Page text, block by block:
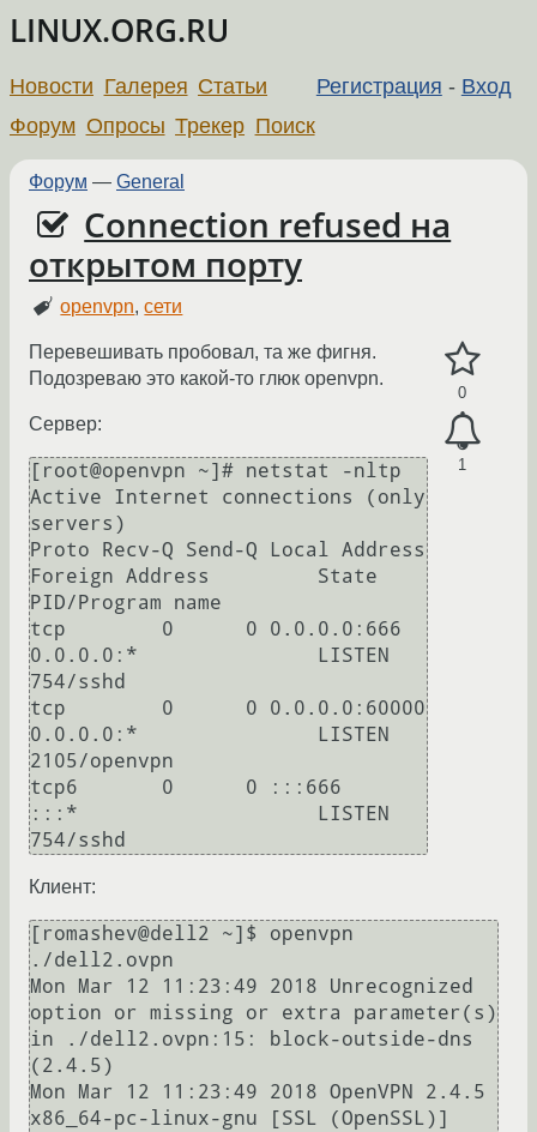
LINUX.ORG.RU
Регистрация - Вход
Новости Галерея Статьи
Форум Опросы Трекер Поиск
Форум — General
Connection refused на
открытом порту
openvpn,сети
0
1
Перевешивать пробовал, та же фигня.
Подозреваю это какой-то глюк openvpn.
Сервер:
[root@openvpn ~]# netstat -nltp
Active Internet connections (only
servers)
Proto Recv-Q Send-Q Local Address
Foreign Address         State
PID/Program name
tcp        0      0 0.0.0.0:666
0.0.0.0:*               LISTEN
754/sshd
tcp        0      0 0.0.0.0:60000
0.0.0.0:*               LISTEN
2105/openvpn
tcp6       0      0 :::666
:::*                    LISTEN
Клиент:
[romashev@dell2 ~]$ openvpn
./dell2.ovpn
Mon Mar 12 11:23:49 2018 Unrecognized
option or missing or extra parameter(s)
in ./dell2.ovpn:15: block-outside-dns
(2.4.5)
Mon Mar 12 11:23:49 2018 OpenVPN 2.4.5
x86_64-pc-linux-gnu [SSL (OpenSSL)]